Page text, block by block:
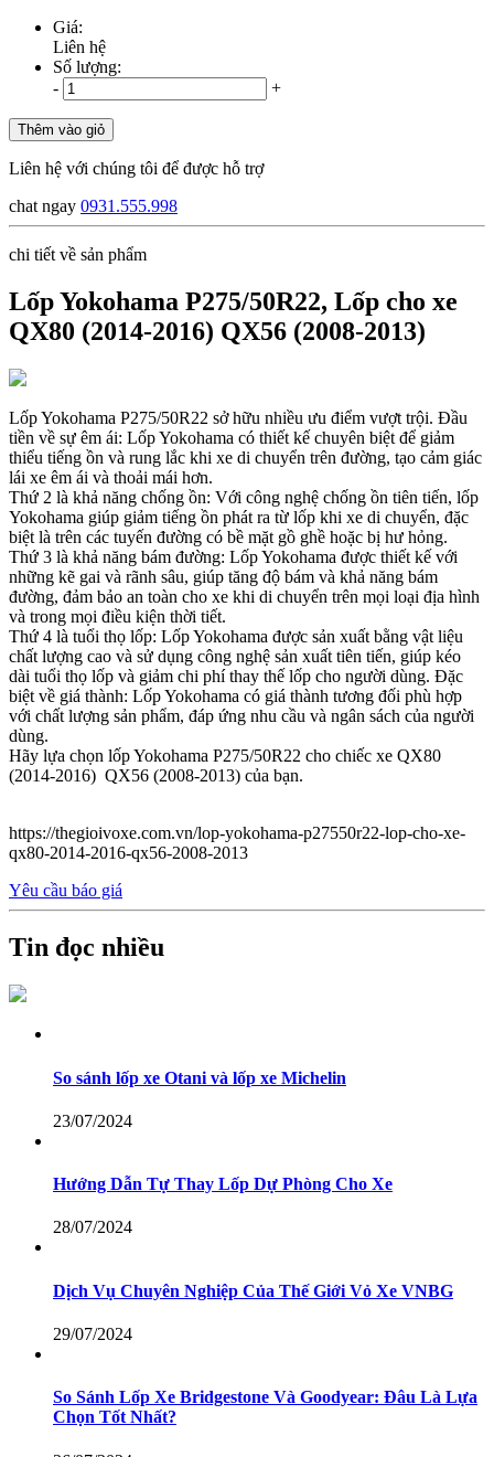
Giá:
Liên hệ
Số lượng:
-
+
Thêm vào giỏ
Liên hệ với chúng tôi để được hỗ trợ
chat ngay 0931.555.998
chi tiết về sản phẩm
Lốp Yokohama P275/50R22, Lốp cho xe
QX80 (2014-2016) QX56 (2008-2013)
Lốp Yokohama P275/50R22 sở hữu nhiều ưu điểm vượt trội. Đầu
tiền về sự êm ái: Lốp Yokohama có thiết kế chuyên biệt để giảm
thiểu tiếng ồn và rung lắc khi xe di chuyển trên đường, tạo cảm giác
lái xe êm ái và thoải mái hơn.
Thứ 2 là khả năng chống ồn: Với công nghệ chống ồn tiên tiến, lốp
Yokohama giúp giảm tiếng ồn phát ra từ lốp khi xe di chuyển, đặc
biệt là trên các tuyến đường có bề mặt gồ ghề hoặc bị hư hỏng.
Thứ 3 là khả năng bám đường: Lốp Yokohama được thiết kế với
những kẽ gai và rãnh sâu, giúp tăng độ bám và khả năng bám
đường, đảm bảo an toàn cho xe khi di chuyển trên mọi loại địa hình
và trong mọi điều kiện thời tiết.
Thứ 4 là tuổi thọ lốp: Lốp Yokohama được sản xuất bằng vật liệu
chất lượng cao và sử dụng công nghệ sản xuất tiên tiến, giúp kéo
dài tuổi thọ lốp và giảm chi phí thay thế lốp cho người dùng. Đặc
biệt về giá thành: Lốp Yokohama có giá thành tương đối phù hợp
với chất lượng sản phẩm, đáp ứng nhu cầu và ngân sách của người
dùng.
Hãy lựa chọn lốp Yokohama P275/50R22 cho chiếc xe QX80
(2014-2016) QX56 (2008-2013) của bạn.
https://thegioivoxe.com.vn/lop-yokohama-p27550r22-lop-cho-xe-
qx80-2014-2016-qx56-2008-2013
Yêu cầu báo giá
Tin đọc nhiều
So sánh lốp xe Otani và lốp xe Michelin
23/07/2024
Hướng Dẫn Tự Thay Lốp Dự Phòng Cho Xe
28/07/2024
Dịch Vụ Chuyên Nghiệp Của Thế Giới Vỏ Xe VNBG
29/07/2024
So Sánh Lốp Xe Bridgestone Và Goodyear: Đâu Là Lựa
Chọn Tốt Nhất?